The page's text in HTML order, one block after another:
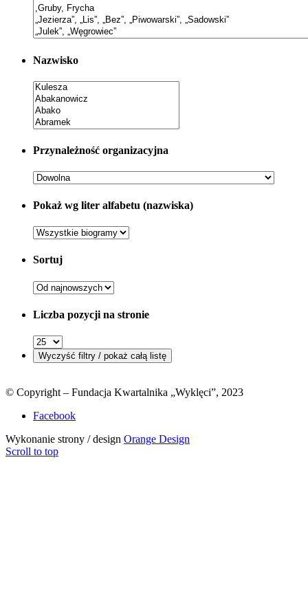
Nazwisko
Przynależność organizacyjna
Pokaż wg liter alfabetu (nazwiska)
Sortuj
Liczba pozycji na stronie
© Copyright – Fundacja Kwartalnika „Wyklęci”, 2023
Facebook
Wykonanie strony / design Orange Design
Scroll to top